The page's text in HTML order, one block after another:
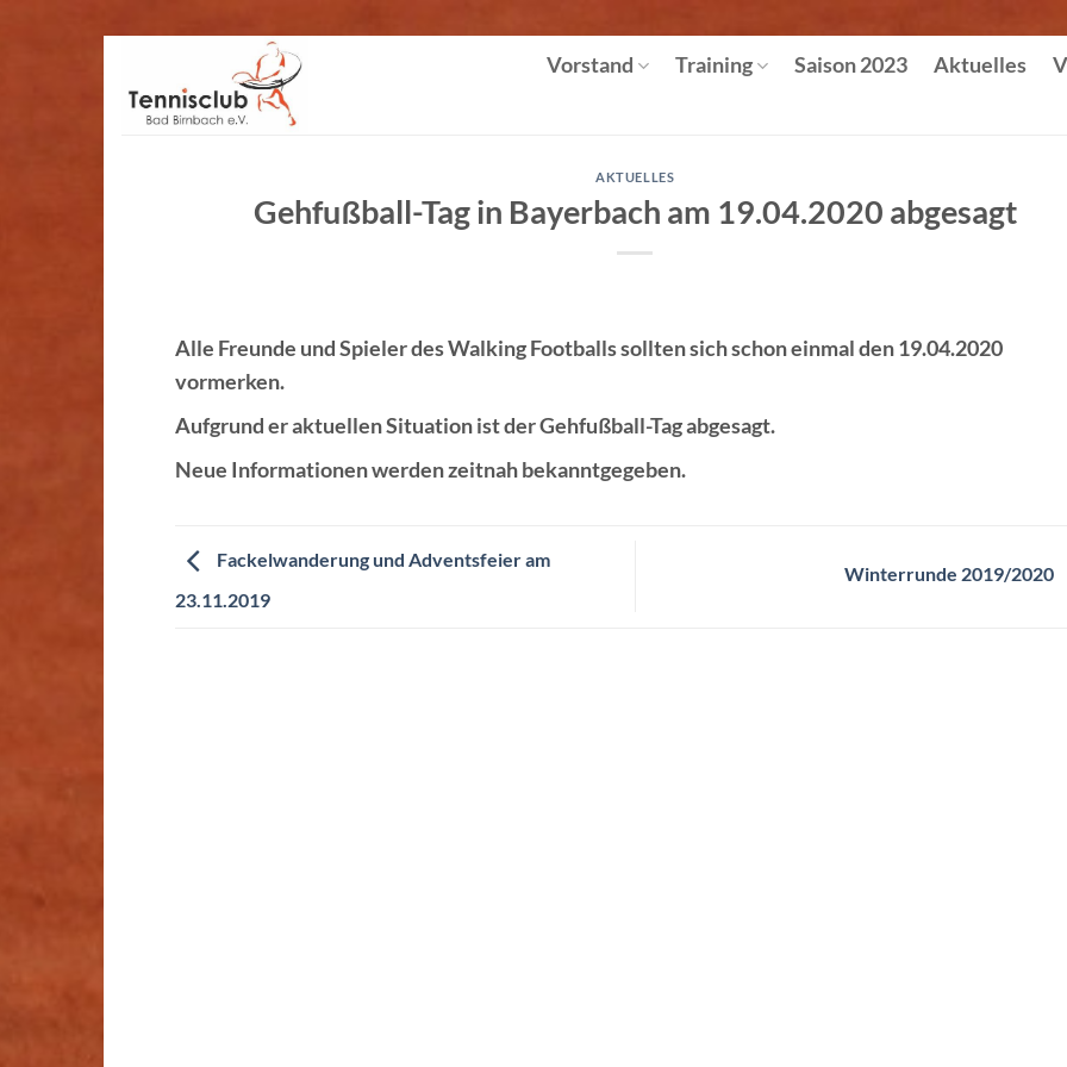
springen
Vorstand Training Saison 2023 Aktuelles
AKTUELLES
Gehfußball-Tag in Bayerbach am 19.04.2020 abgesagt
Alle Freunde und Spieler des Walking Footballs sollten sich schon einmal den 19.04.2020
vormerken.
Aufgrund er aktuellen Situation ist der Gehfußball-Tag abgesagt.
Neue Informationen werden zeitnah bekanntgegeben.
Fackelwanderung und Adventsfeier am
23.11.2019
Winterrunde 2019/2020